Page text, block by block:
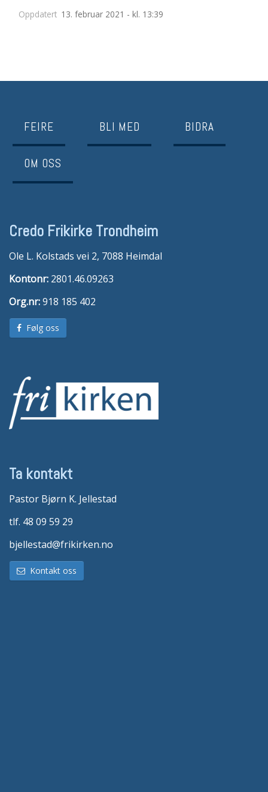
Oppdatert 13. februar 2021 - kl. 13:39
FEIRE BLI MED BIDRA
OM OSS
Credo Frikirke Trondheim
Ole L. Kolstads vei 2, 7088 Heimdal
Kontonr: 2801.46.09263
Org.nr:918 185 402
Følg oss
Ta kontakt
Pastor Bjørn K. Jellestad
tlf. 48 09 59 29
bjellestad@frikirken.no
Kontakt oss